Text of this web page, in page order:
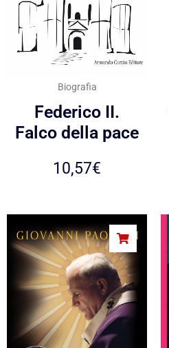
Biografia
Federico II.
Falco della pace
10,57€